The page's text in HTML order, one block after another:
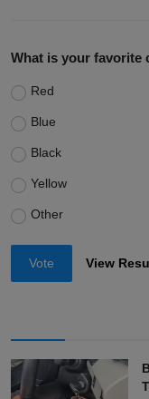
What is your favorite
Red
Blue
Black
Yellow
Other
Vote View